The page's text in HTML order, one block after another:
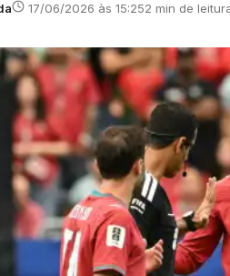
17/06/2026 às 15:252 min de